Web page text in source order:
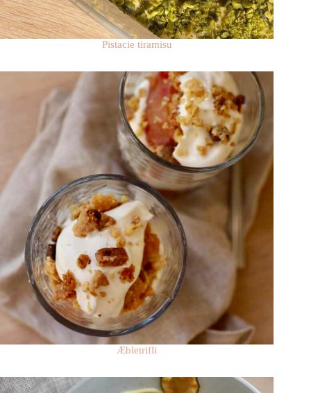
Pistacie tiramisu
Æbletrifli